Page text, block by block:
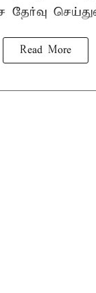
Read More